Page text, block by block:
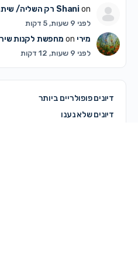
Shanion רק השליה/
לפני 9 שעות, 5 דקות
מיריon מחפשת לקנות שיר
לפני 9 שעות, 12 דקות
דיונים פופולריים ביותר
דיונים שלא נענו